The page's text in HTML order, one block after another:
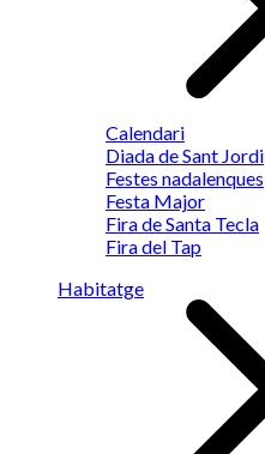
Calendari
Diada de Sant Jordi
Festes nadalenques
Festa Major
Fira de Santa Tecla
Fira del Tap
Habitatge